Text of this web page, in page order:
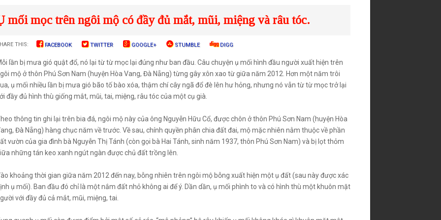
mối mọc trên ngôi mộ có đầy đủ mắt, mũi, miệng và râu tóc.
THIS: FACEBOOK TWITTER GOOGLE+ STUMBLE DIGG
lần bị mưa gió quật đổ, nó lại từ từ mọc lại đúng như ban đầu. Câu chuyện ụ mối hình đầu người xuất hiện trên
mộ ở thôn Phú Sơn Nam (huyện Hòa Vang, Đà Nẵng) từng gây xôn xao từ giữa năm 2012. Hơn một năm trôi
ụ mối nhiều lần bị mưa gió bão tố bào xóa, thậm chí cây ngã đổ đè lên hư hỏng, nhưng nó vẫn từ từ mọc trở lại
đầy đủ hình thù giống mắt, mũi, tai, miệng, râu tóc của một cụ già.
thông tin ghi lại trên bia đá, ngôi mộ này của ông Nguyễn Hữu Cổ, được chôn ở thôn Phú Sơn Nam (huyện Hòa
Đà Nẵng) hàng chục năm về trước. Về sau, chính quyền phân chia đất đai, mộ mặc nhiên nằm thuộc về phần
vườn của gia đình bà Nguyễn Thị Tánh (còn gọi bà Hai Tánh, sinh năm 1937, thôn Phú Sơn Nam) và bị lọt thỏm
những tán keo xanh ngút ngàn được chủ đất trồng lên.
khoảng thời gian giữa năm 2012 đến nay, bỗng nhiên trên ngôi mộ bỗng xuất hiện một ụ đất (sau này được xác
ụ mối). Ban đầu đó chỉ là một nắm đất nhỏ không ai để ý. Dần dần, ụ mối phình to và có hình thù một khuôn mặt
với đầy đủ cả mắt, mũi, miệng, tai.